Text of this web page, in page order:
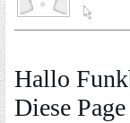
Hallo
Diese